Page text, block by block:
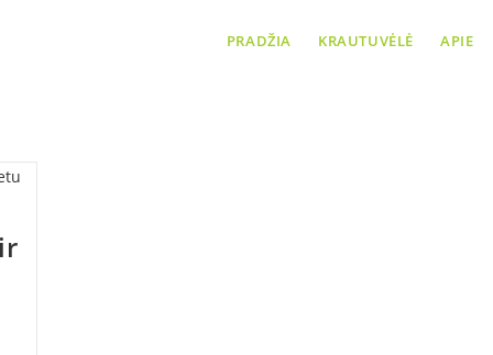
PRADŽIA KRAUTUVĖLĖ APIE